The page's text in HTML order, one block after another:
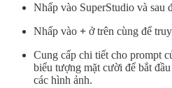
Nhấp vào SuperStudio và sau
Nhấp vào + ở trên cùng để
Cung cấp chi tiết cho prompt
biểu tượng mặt cười để bắt
các hình ảnh.